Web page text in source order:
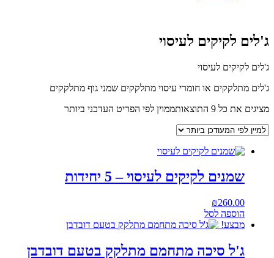
ג'לים לקיקים לעיסוי
ג'לים לקיקים לעיסוי
ג'לים מתלקקים או חומרי עיסוי מתלקקים שמני גוף מתלקקים
מציגים את כל ⁦9⁩ התוצאות
ממוין לפי הפריט העדכני ביותר
שמנים לקיקים לעיסוי – 5 יחידות
₪260.00
הוספה לסל
מבצע!
ג'ל סיכה מתחמם מתלקק בטעם דובדבן